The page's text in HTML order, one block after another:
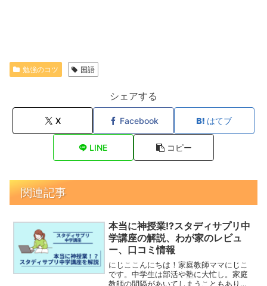
勉強のコツ 国語
シェアする
X Facebook はてブ
LINE コピー
関連記事
本当に神授業!?スタディサプリ中
学講座の解説、わが家のレビュ
ー、口コミ情報
にじここんにちは！家庭教師ママにじこ
です。中学生は部活や塾に大忙し。家庭
教師の間隔があいてしまうこともありま